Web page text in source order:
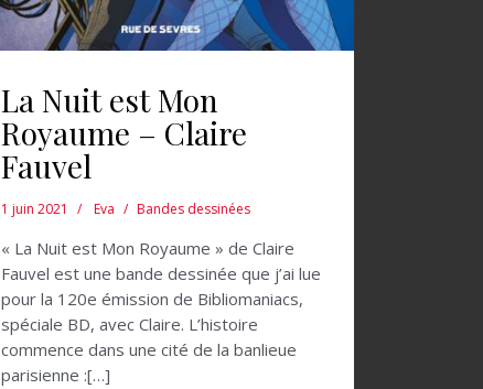
La Nuit est Mon
Royaume – Claire
Fauvel
1 juin 2021 Eva Bandes dessinées
« La Nuit est Mon Royaume » de Claire
Fauvel est une bande dessinée que j’ai lue
pour la 120e émission de Bibliomaniacs,
spéciale BD, avec Claire. L’histoire
commence dans une cité de la banlieue
parisienne :[…]